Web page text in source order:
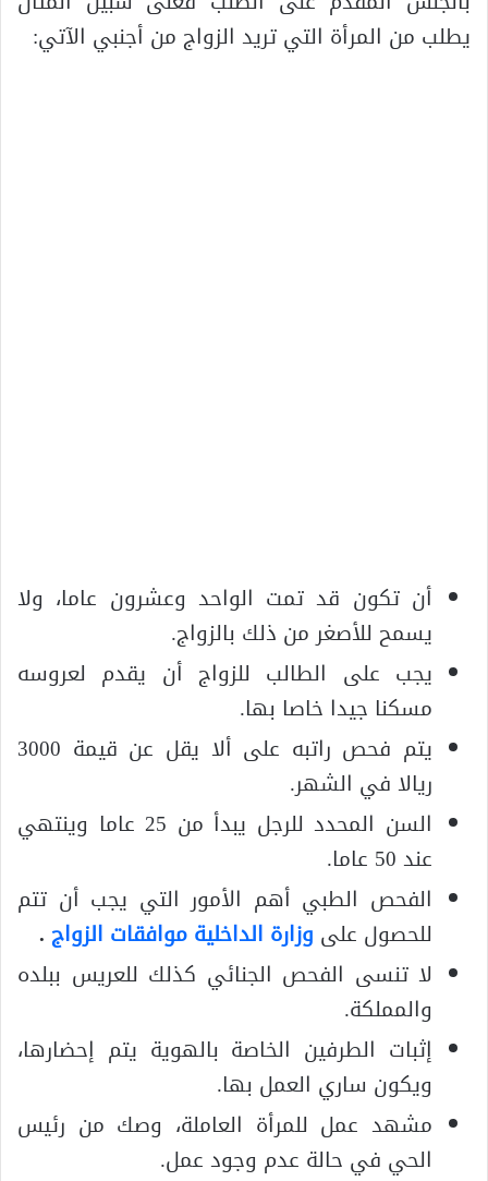
يطلب من المرأة التي تريد الزواج من أجنبي الآتي:
أن تكون قد تمت الواحد وعشرون عاما، ولا
يسمح للأصغر من ذلك بالزواج.
يجب على الطالب للزواج أن يقدم لعروسه
مسكنا جيدا خاصا بها.
يتم فحص راتبه على ألا يقل عن قيمة 3000
ريالا في الشهر.
السن المحدد للرجل يبدأ من 25 عاما وينتهي
عند 50 عاما.
الفحص الطبي أهم الأمور التي يجب أن تتم
للحصول على وزارة الداخلية موافقات الزواج.
لا تنسى الفحص الجنائي كذلك للعريس ببلده
والمملكة.
إثبات الطرفين الخاصة بالهوية يتم إحضارها،
ويكون ساري العمل بها.
مشهد عمل للمرأة العاملة، وصك من رئيس
الحي في حالة عدم وجود عمل.